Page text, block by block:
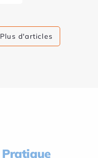
Plus d'articles
Pratique